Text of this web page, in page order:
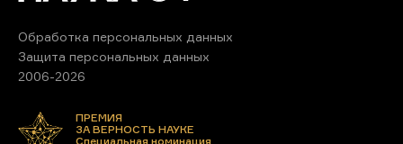
Обработка персональных данных
Защита персональных данных
2006-2026
ПРЕМИЯ
ЗА ВЕРНОСТЬ НАУКЕ
Специальная номинация